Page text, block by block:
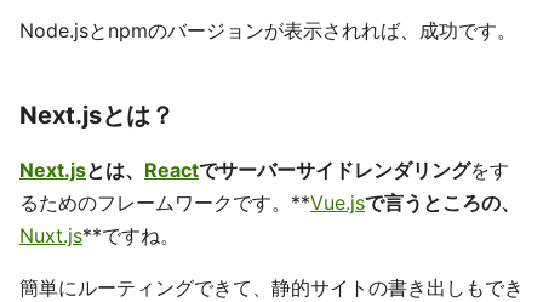
Node.jsとnpmのバージョンが表示されれば、成功です。
Next.jsとは？
Next.jsとは、 Reactでサーバーサイドレンダリングをす
るためのフレームワークです。**Vue.jsで言うところの、
Nuxt.js**ですね。
簡単にルーティングできて、静的サイトの書き出しもでき